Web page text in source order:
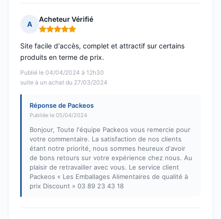
A
Acheteur Vérifié
Note : 5 sur 5
Publié le 04/04/2024 à 12h30
suite à un achat du 27/03/2024
Site facile d'accès, complet et attractif sur certains
produits en terme de prix.
Réponse de Packeos
Publiée le 05/04/2024
Bonjour, Toute l'équipe Packeos vous remercie pour
votre commentaire. La satisfaction de nos clients
étant notre priorité, nous sommes heureux d'avoir
de bons retours sur votre expérience chez nous. Au
plaisir de retravailler avec vous. Le service client
Packeos « Les Emballages Alimentaires de qualité à
prix Discount » 03 89 23 43 18